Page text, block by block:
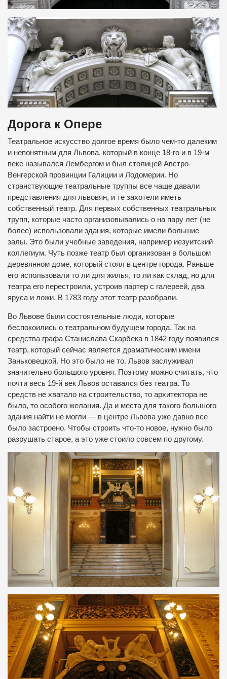
Дорога к Опере
Театральное искусство долгое время было чем-то далеким
и непонятным для Львова, который в конце 18-го и в 19-м
веке назывался Лембергом и был столицей Австро-
Венгерской провинции Галиции и Лодомерии. Но
странствующие театральные труппы все чаще давали
представления для львовян, и те захотели иметь
собственный театр. Для первых собственных театральных
трупп, которые часто организовывались о на пару лет (не
более) использовали здания, которые имели большие
залы. Это были учебные заведения, например иезуитский
коллегиум. Чуть позже театр был организован в большом
деревянном доме, который стоял в центре города. Раньше
его использовали то ли для жилья, то ли как склад, но для
театра его перестроили, устроив партер с галереей, два
яруса и ложи. В 1783 году этот театр разобрали.
Во Львове были состоятельные люди, которые
беспокоились о театральном будущем города. Так на
средства графа Станислава Скарбека в 1842 году появился
театр, который сейчас является драматическим имени
Заньковецкой. Но это было не то. Львов заслуживал
значительно большого уровня. Поэтому можно считать, что
почти весь 19-й век Львов оставался без театра. То
средств не хватало на строительство, то архитектора не
было, то особого желания. Да и места для такого большого
здания найти не могли — в центре Львова уже давно все
было застроено. Чтобы строить что-то новое, нужно было
разрушать старое, а это уже стоило совсем по другому.